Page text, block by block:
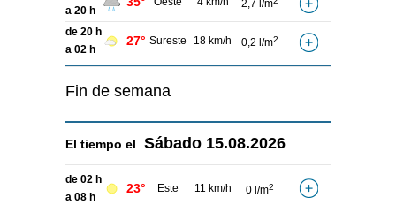
a 20 h
2,7 l/m
de 20 h
a 02 h
27° Sureste 18 km/h 0,2 l/m2
Fin de semana
El tiempo el Sábado 15.08.2026
de 02 h
a 08 h
23° Este 11 km/h 0 l/m2